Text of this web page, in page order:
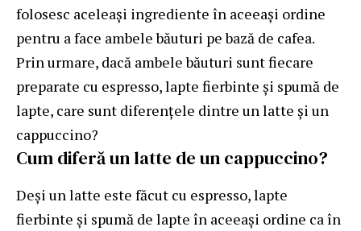
folosesc aceleași ingrediente în aceeași ordine
pentru a face ambele băuturi pe bază de cafea.
Prin urmare, dacă ambele băuturi sunt fiecare
preparate cu espresso, lapte fierbinte și spumă de
lapte, care sunt diferențele dintre un latte și un
cappuccino?
Cum diferă un latte de un cappuccino?
Deși un latte este făcut cu espresso, lapte
fierbinte și spumă de lapte în aceeași ordine ca în